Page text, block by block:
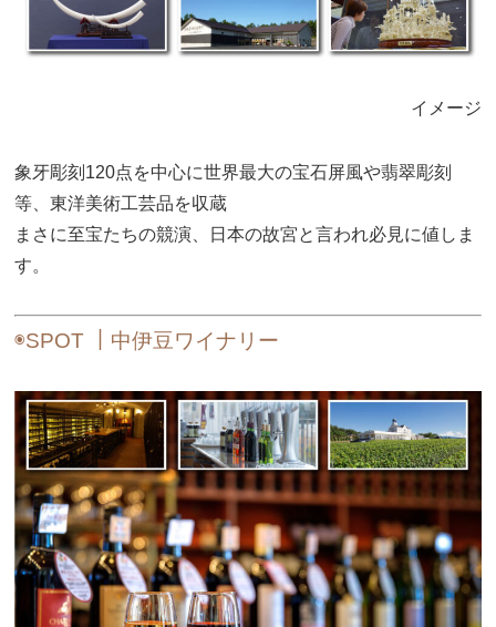
イメージ
象牙彫刻120点を中心に世界最大の宝石屏風や翡翠彫刻
等、東洋美術工芸品を収蔵
まさに至宝たちの競演、日本の故宮と言われ必見に値しま
す。
◉SPOT ｜中伊豆ワイナリー